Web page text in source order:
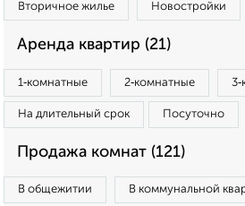
Вторичное жилье Новостройки
Аренда квартир (21)
1‑комнатные 2‑комнатные
На длительный срок Посуточно
Продажа комнат (121)
В общежитии В коммунальной